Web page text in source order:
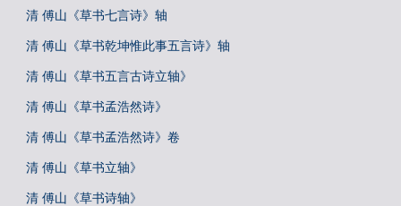
清 傅山《草书七言诗》轴
清 傅山《草书乾坤惟此事五言诗》轴
清 傅山《草书五言古诗立轴》
清 傅山《草书孟浩然诗》
清 傅山《草书孟浩然诗》卷
清 傅山《草书立轴》
清 傅山《草书诗轴》